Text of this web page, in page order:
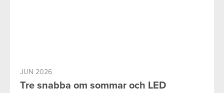
JUN 2026
Tre snabba om sommar och LED